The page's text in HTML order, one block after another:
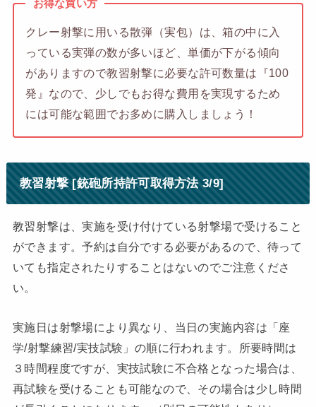
お得な買い方
クレー射撃に用いる散弾（実包）は、箱の中に入
っている実弾の数が多いほど、単価が下がる傾向
がありますので教習射撃に必要な許可数量は『100
発』なので、少しでもお得な費用を実現するため
には可能な範囲でお多めに購入しましょう！
教習射撃 [銃砲所持許可取得方法 3/9]
教習射撃は、実施を受け付けている射撃場で受けること
ができます。予約は自分でする必要があるので、待って
いても指定されたりすることはないのでご注意くださ
い。
実施日は射撃場により異なり、当日の実施内容は「座
学/射撃練習/実技試験」の順に行われます。所要時間は
３時間程度ですが、実技試験に不合格となった場合は、
再試験を受けることも可能なので、その場合は少し時間